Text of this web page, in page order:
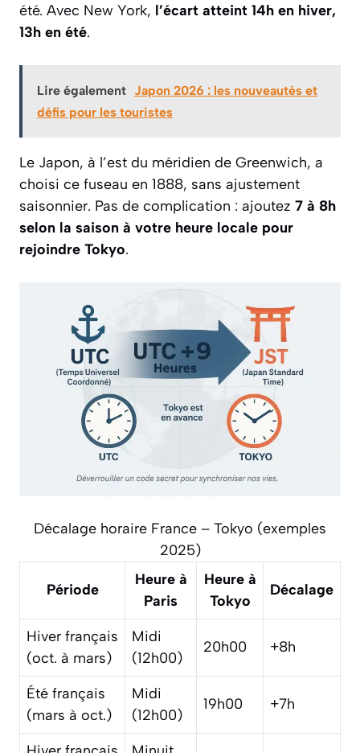
été. Avec New York, l’écart atteint 14h en hiver,
13h en été.
Lire également Japon 2026 : les nouveautés et
défis pour les touristes
Le Japon, à l’est du méridien de Greenwich, a
choisi ce fuseau en 1888, sans ajustement
saisonnier. Pas de complication : ajoutez 7 à 8h
selon la saison à votre heure locale pour
rejoindre Tokyo.
Décalage horaire France – Tokyo (exemples
2025)
Période
Heure à
Paris
Heure à
Tokyo
Décalage
Hiver français
(oct. à mars)
Midi
(12h00)
20h00 +8h
Été français
(mars à oct.)
Midi
(12h00)
19h00 +7h